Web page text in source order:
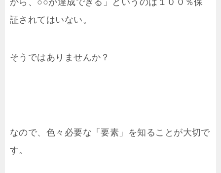
から、○○が達成できる」というのは１００％保
証されてはいない。
そうではありませんか？
なので、色々必要な「要素」を知ることが大切で
す。